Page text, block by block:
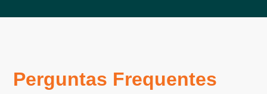
Perguntas Frequentes